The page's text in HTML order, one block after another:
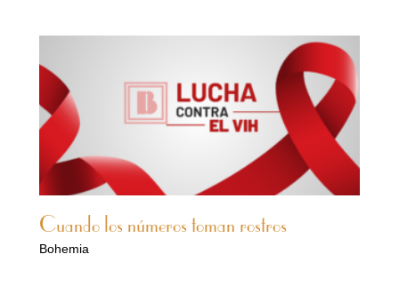
Cuando los números toman rostros
Bohemia